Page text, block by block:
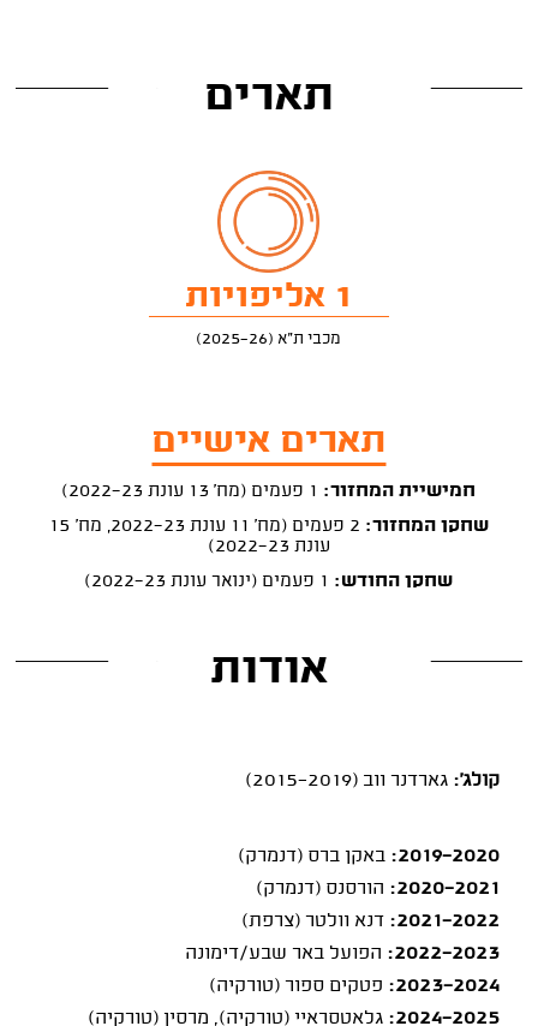
תארים
1 אליפויות
מכבי ת"א (2025-26)
תארים אישיים
חמישיית המחזור:
שחקן המחזור:
2 פעמים (מח' 11 עונת 2022-23, מח' 15
עונת 2022-23)
שחקן החודש:
אודות
קולג': גארדנר ווב (2015-2019)
2019-2020:
באקן ברס (דנמרק)
2020-2021:
הורסנס (דנמרק)
2021-2022:
דנא וולטר (צרפת)
2022-2023:
הפועל באר שבע/דימונה
2023-2024:
פטקים ספור (טורקיה)
2024-2025:
גלאטסראיי (טורקיה), מרסין (טורקיה)